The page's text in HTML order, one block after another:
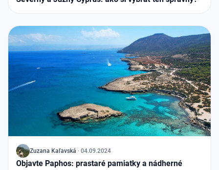
J Zuzana Kaľavská · 04.09.2024
Objavte Paphos: prastaré pamiatky a nádherné